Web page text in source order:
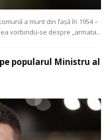
a murit din fașă în 1954 –
vorbindu-se despre „armata...
popularul Ministru al